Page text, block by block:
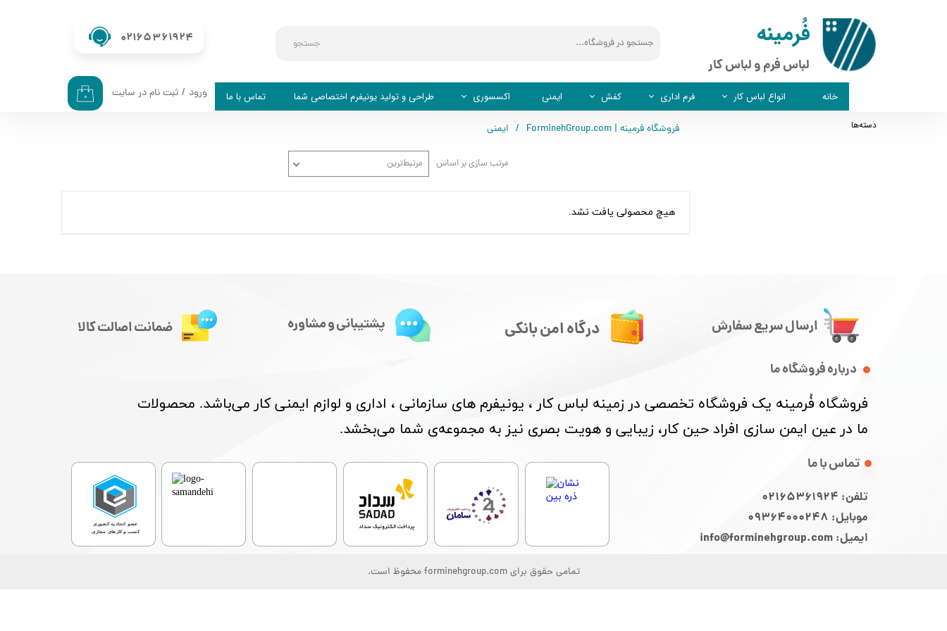
​​فُرمینه
لباس فرم و لباس کار
02165361924 جستجو
۰ ورود / ثبت نام در سایت خانه انواع لباس کار فرم اداری
فرم اداری آقایان
کفش
کفش اداری
ایمنی اکسسوری
کلاه کپ (نقابدار)
طراحی و تولید یونیفرم اختصاصی شما تماس با ما
فروشگاه فرمینه | ForminehGroup.com ایمنی
مرتب سازی بر اساس مرتبط‌ترین
هیچ محصولی یافت نشد.
دسته‌ها
تمامی حقوق برای forminehgroup.com محفوظ است.
ارسال سریع سفارش
درباره فروشگاه ما
​فروشگاه فُرمینه یک فروشگاه تخصصی در زمینه لباس کار ، یونیفرم های سازمانی ، اداری و لوازم ایمنی کار می‌باشد. محصولات
ما در عین ایمن سازی افراد حین کار، زیبایی و هویت بصری نیز به مجموعه‌ی شما می‌بخشد.
تماس با ما
تلفن: 02165361924
موبایل: 09364000248
ایمیل: info@forminehgroup.com
درگاه امن بانکی پشتیبانی و مشاوره ضمانت اصالت کالا